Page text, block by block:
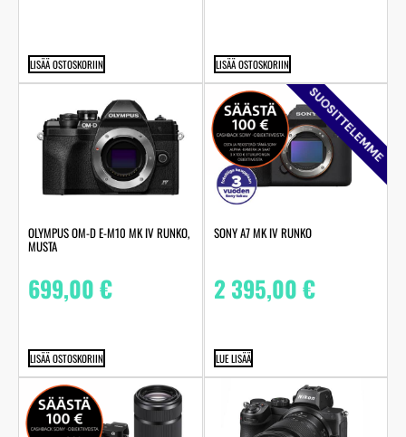
LISÄÄ OSTOSKORIIN LISÄÄ OSTOSKORIIN
OLYMPUS OM-D E-M10 MK IV RUNKO,
MUSTA
699,00€
LISÄÄ OSTOSKORIIN
SUOSITTELEMME
SONY A7 MK IV RUNKO
2 395,00€
LUE LISÄÄ